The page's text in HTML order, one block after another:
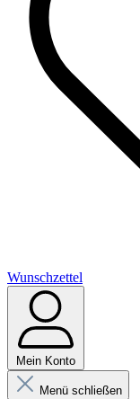
Wunschzettel
Mein Konto
Menü schließen